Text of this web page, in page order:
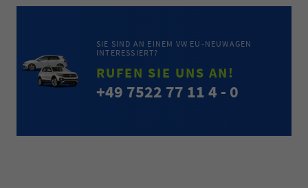
SIE SIND AN EINEM VW EU-NEUWAGEN
INTERESSIERT?
RUFEN SIE UNS AN!
+49 7522 77 11 4 - 0